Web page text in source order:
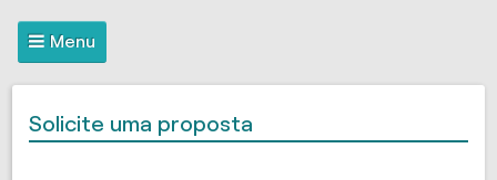
Menu
Solicite uma proposta